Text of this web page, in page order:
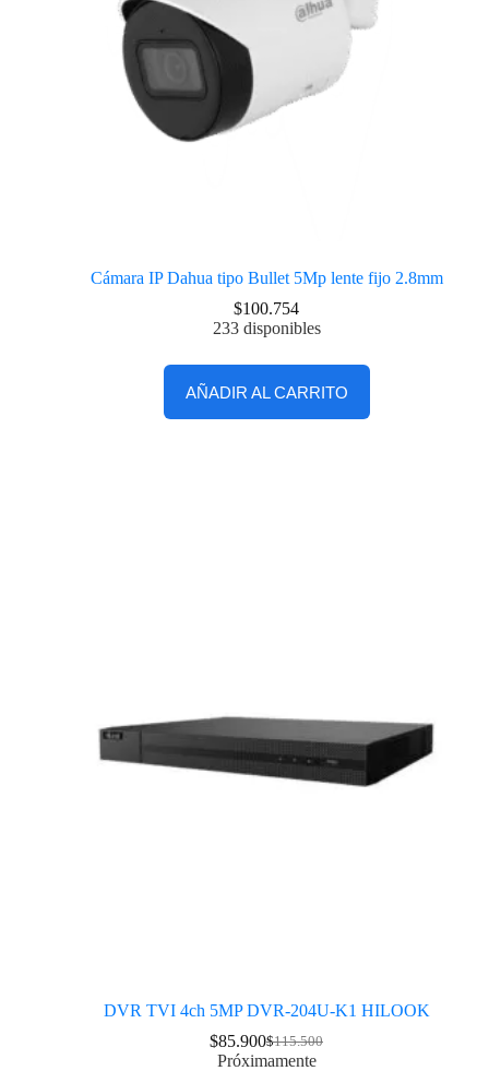
Cámara IP Dahua tipo Bullet 5Mp lente fijo 2.8mm
$100.754
233 disponibles
AÑADIR AL CARRITO
DVR TVI 4ch 5MP DVR-204U-K1 HILOOK
$115.500
$85.900
Próximamente